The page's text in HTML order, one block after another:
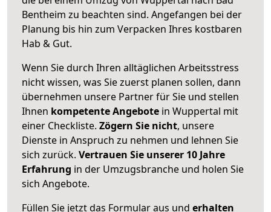
Bentheim zu beachten sind. Angefangen bei der
Planung bis hin zum Verpacken Ihres kostbaren
Hab & Gut.
Wenn Sie durch Ihren alltäglichen Arbeitsstress
nicht wissen, was Sie zuerst planen sollen, dann
übernehmen unsere Partner für Sie und stellen
Ihnen kompetente Angebote in Wuppertal mit
einer Checkliste. Zögern Sie nicht, unsere
Dienste in Anspruch zu nehmen und lehnen Sie
sich zurück. Vertrauen Sie unserer 10 Jahre
Erfahrung in der Umzugsbranche und holen Sie
sich Angebote.
Füllen Sie jetzt das Formular aus und erhalten